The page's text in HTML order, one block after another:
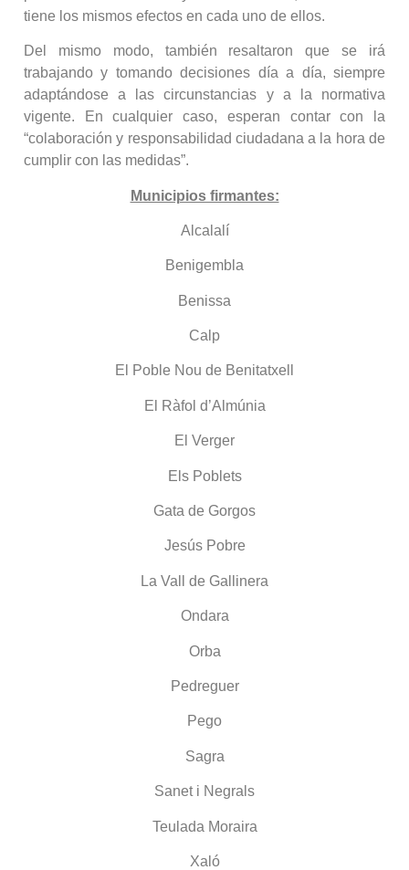
tiene los mismos efectos en cada uno de ellos.
Del mismo modo, también resaltaron que se irá
trabajando y tomando decisiones día a día, siempre
adaptándose a las circunstancias y a la normativa
vigente. En cualquier caso, esperan contar con la
“colaboración y responsabilidad ciudadana a la hora de
cumplir con las medidas”.
Municipios firmantes:
Alcalalí
Benigembla
Benissa
Calp
El Poble Nou de Benitatxell
El Ràfol d’Almúnia
El Verger
Els Poblets
Gata de Gorgos
Jesús Pobre
La Vall de Gallinera
Ondara
Orba
Pedreguer
Pego
Sagra
Sanet i Negrals
Teulada Moraira
Xaló